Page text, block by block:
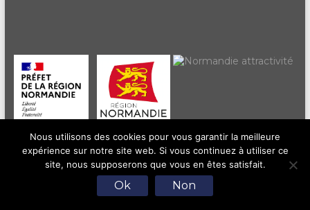
Nous utilisons des cookies pour vous garantir la meilleure
expérience sur notre site web. Si vous continuez à utiliser ce
site, nous supposerons que vous en êtes satisfait.
Ok Non